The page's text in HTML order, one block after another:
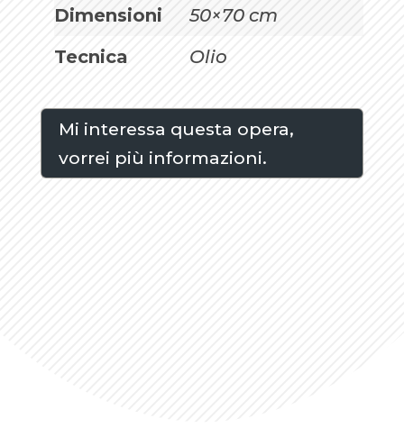
Dimensioni
50×70 cm
Tecnica
Olio
Mi interessa questa opera,
vorrei più informazioni.